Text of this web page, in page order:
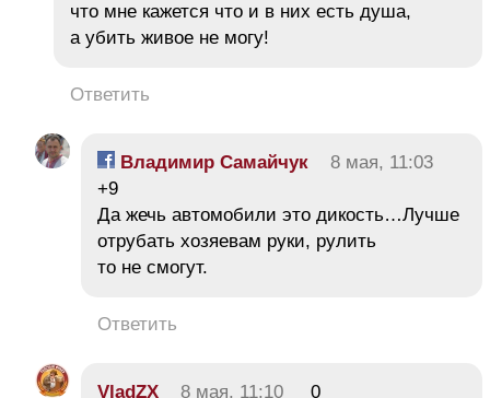
что мне кажется что и в них есть душа,
а убить живое не могу!
Ответить
Владимир Самайчук
8 мая, 11:03
+9
Да жечь автомобили это дикость…Лучше
отрубать хозяевам руки, рулить
то не смогут.
Ответить
VladZX 8 мая, 11:10 0